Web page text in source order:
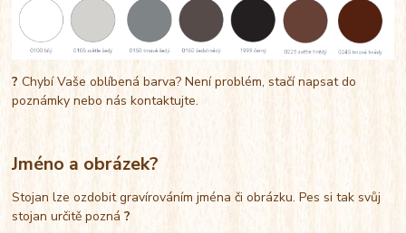
?Chybí Vaše oblíbená barva? Není problém, stačí napsat do
poznámky nebo nás kontaktujte.
Jméno a obrázek?
Stojan lze ozdobit gravírováním jména či obrázku. Pes si tak svůj
stojan určitě pozná?